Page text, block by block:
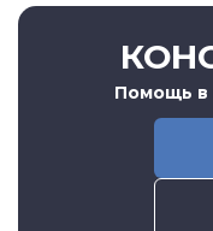
Помощь в